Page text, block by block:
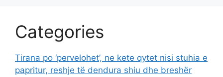
Categories
Tirana po ‘pervelohet’, ne kete qytet nisi stuhia e
papritur, reshje të dendura shiu dhe breshër